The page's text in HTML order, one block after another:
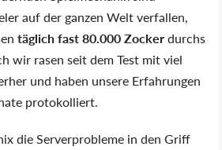
auf der ganzen Welt verfallen,
täglich fast 80.000 Zockerdurchs
wir rasen seit dem Test mit viel
und haben unsere Erfahrungen
protokolliert.
die Serverprobleme in den Griff